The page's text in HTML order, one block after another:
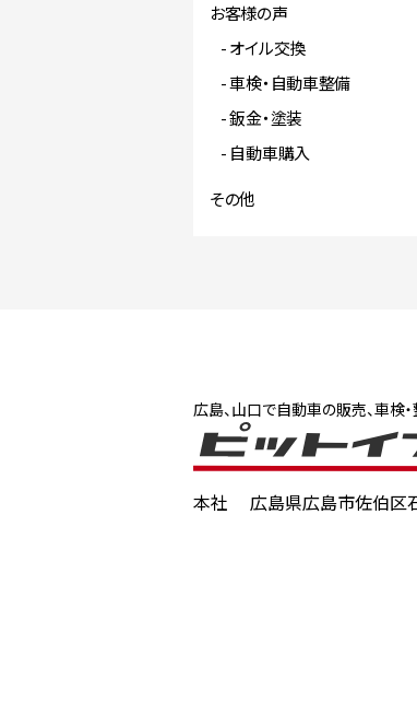
お客様の声
オイル交換
車検・自動車整備
鈑金・塗装
自動車購入
その他
広島、山口で自動車の販売、車検
本社 広島県広島市佐伯区